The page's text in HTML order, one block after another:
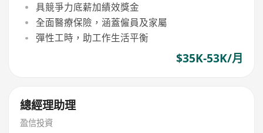
具競爭力底薪加績效獎金
全面醫療保險，涵蓋僱員及家屬
彈性工時，助工作生活平衡
$35K-53K/月
總經理助理
盈信投資